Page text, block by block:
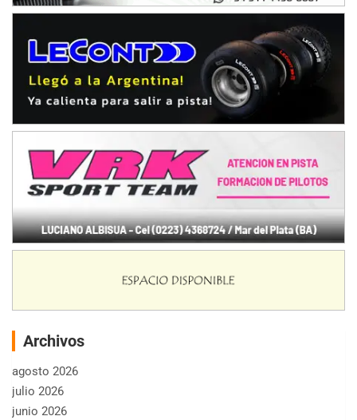
Archivos
agosto 2026
julio 2026
junio 2026